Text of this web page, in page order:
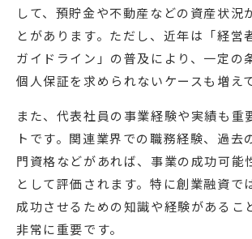
して、預貯金や不動産などの資産状況
とがあります。ただし、近年は「経営
ガイドライン」の普及により、一定の
個人保証を求められないケースも増え
また、代表社員の事業経験や実績も重
トです。関連業界での職務経験、過去
門資格などがあれば、事業の成功可能
として評価されます。特に創業融資で
成功させるための知識や経験があるこ
非常に重要です。